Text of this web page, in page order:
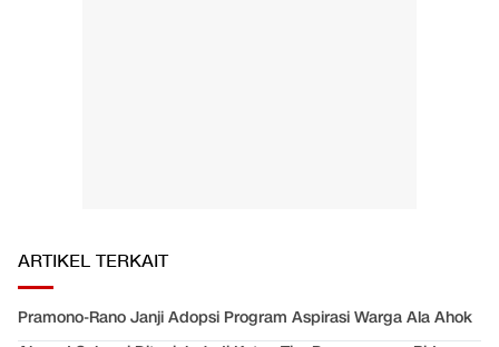
ARTIKEL TERKAIT
Pramono-Rano Janji Adopsi Program Aspirasi Warga Ala Ahok